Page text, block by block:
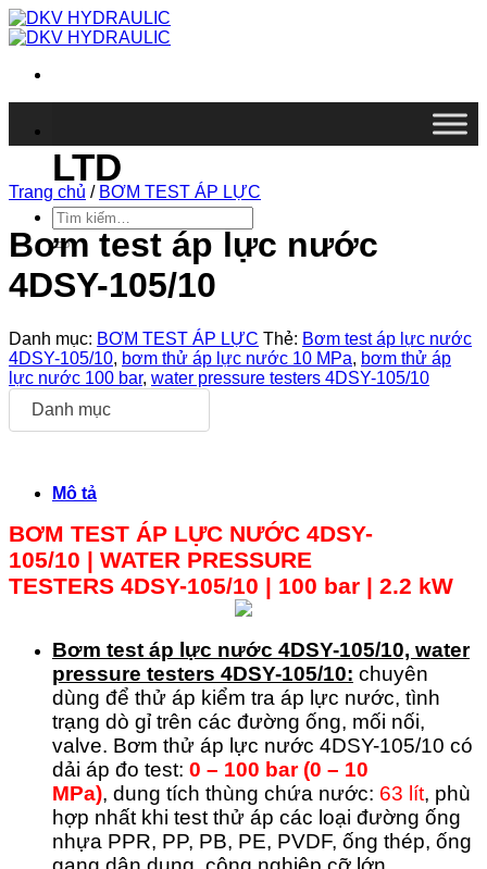
Chuyển
đến
dung
LTD
Tìm
kiếm:
Trang chủ / BƠM TEST ÁP LỰC
Bơm test áp lực nước
4DSY-105/10
Danh mục: BƠM TEST ÁP LỰC Thẻ: Bơm test áp lực nước
4DSY-105/10, bơm thử áp lực nước 10 MPa, bơm thử áp
lực nước 100 bar, water pressure testers 4DSY-105/10
Danh mục
Mô tả
BƠM TEST ÁP LỰC NƯỚC 4DSY-
105/10 | WATER PRESSURE
TESTERS 4DSY-105/10 | 100 bar | 2.2 kW
Bơm test áp lực nước 4DSY-105/10, water
pressure testers 4DSY-105/10: chuyên
dùng để thử áp kiểm tra áp lực nước, tình
trạng dò gỉ trên các đường ống, mối nối,
valve. Bơm thử áp lực nước 4DSY-105/10 có
dải áp đo test: 0 – 100 bar (0 – 10
MPa), dung tích thùng chứa nước: 63 lít, phù
hợp nhất khi test thử áp các loại đường ống
nhựa PPR, PP, PB, PE, PVDF, ống thép, ống